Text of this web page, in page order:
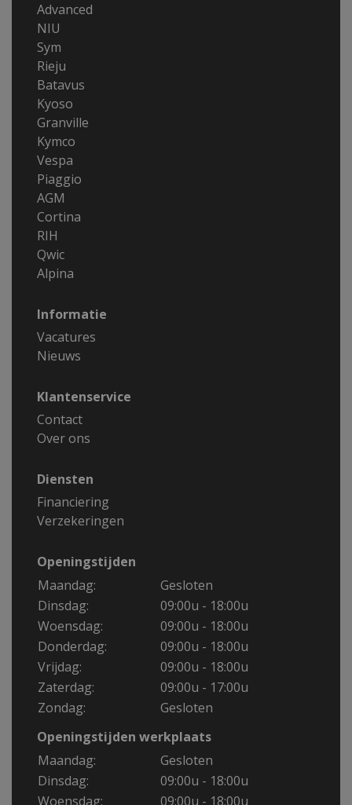
Advanced
NIU
Sym
Rieju
Batavus
Kyoso
Granville
Kymco
Vespa
Piaggio
AGM
Cortina
RIH
Qwic
Alpina
Informatie
Vacatures
Nieuws
Klantenservice
Contact
Over ons
Diensten
Financiering
Verzekeringen
Openingstijden
Maandag:
Gesloten
Dinsdag:
09:00u - 18:00u
Woensdag:
09:00u - 18:00u
Donderdag:
09:00u - 18:00u
Vrijdag:
09:00u - 18:00u
Zaterdag:
09:00u - 17:00u
Zondag:
Gesloten
Openingstijden werkplaats
Maandag:
Gesloten
Dinsdag:
09:00u - 18:00u
Woensdag:
09:00u - 18:00u